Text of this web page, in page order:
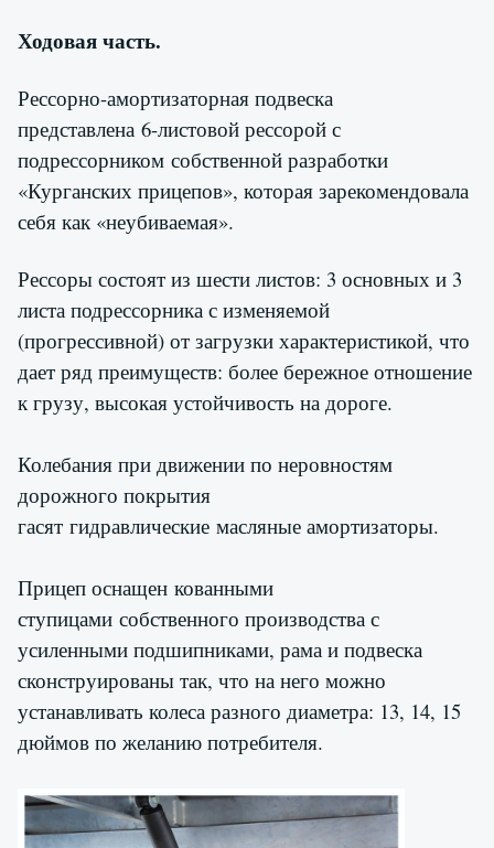
Ходовая часть.
Рессорно-амортизаторная подвеска
представлена 6-листовой рессорой с
подрессорником собственной разработки
«Курганских прицепов», которая зарекомендовала
себя как «неубиваемая».
Рессоры состоят из шести листов: 3 основных и 3
листа подрессорника с изменяемой
(прогрессивной) от загрузки характеристикой, что
дает ряд преимуществ: более бережное отношение
к грузу, высокая устойчивость на дороге.
Колебания при движении по неровностям
дорожного покрытия
гасят гидравлические масляные амортизаторы.
Прицеп оснащен кованными
ступицами собственного производства с
усиленными подшипниками, рама и подвеска
сконструированы так, что на него можно
устанавливать колеса разного диаметра: 13, 14, 15
дюймов по желанию потребителя.